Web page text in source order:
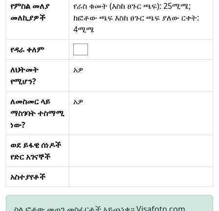
የምስል መለያ
መለኪያዎች
የራስ ቁመት (እስከ ፀጉር ጫፍ): 25ሚሜ;
ከፎቶው ጫፍ እስከ ፀጉር ጫፍ ያለው ርቀት:
4ሚሜ
የዳራ ቀለም
ለህትመት
የሚሆን?
አዎ
ለመስመር ላይ
ማስገባት ተስማሚ
ነው?
አዎ
ወደ ይፋዊ ሰነዶች
የድር አገናኞች
አስተያየቶች